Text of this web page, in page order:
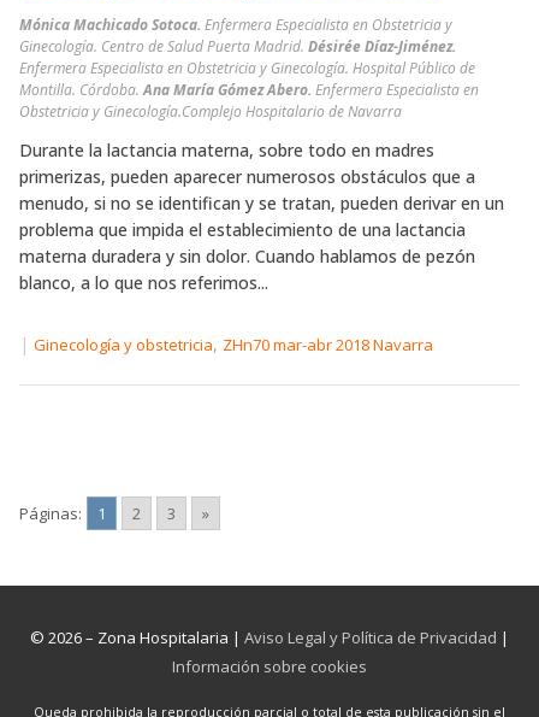
Mónica Machicado Sotoca. Enfermera Especialista en Obstetricia y
Ginecología. Centro de Salud Puerta Madrid. Désirée Díaz-Jiménez.
Enfermera Especialista en Obstetricia y Ginecología. Hospital Público de
Montilla. Córdoba.Ana María Gómez Abero. Enfermera Especialista en
Obstetricia y Ginecología.Complejo Hospitalario de Navarra
Durante la lactancia materna, sobre todo en madres
primerizas, pueden aparecer numerosos obstáculos que a
menudo, si no se identifican y se tratan, pueden derivar en un
problema que impida el establecimiento de una lactancia
materna duradera y sin dolor. Cuando hablamos de pezón
blanco, a lo que nos referimos...
| Ginecología y obstetricia, ZHn70 mar-abr 2018 Navarra
Páginas: 1 2 3 »
© 2026 – Zona Hospitalaria | Aviso Legal y Política de Privacidad |
Información sobre cookies
Queda prohibida la reproducción parcial o total de esta publicación sin el